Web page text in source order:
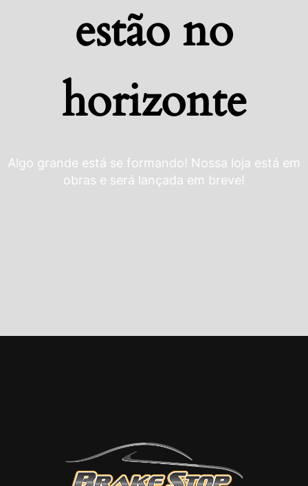
estão no
horizonte
Algo grande está se formando! Nossa loja está em
obras e será lançada em breve!